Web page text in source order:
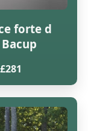
forte d